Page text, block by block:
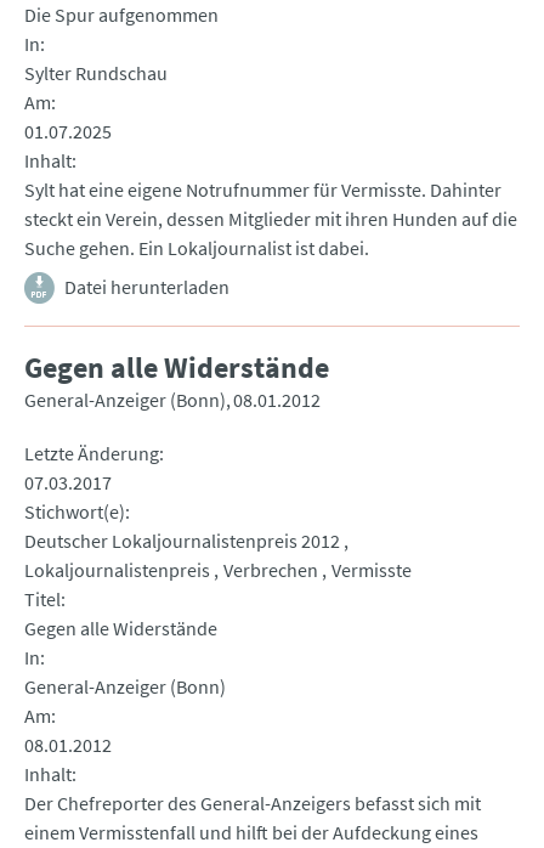
Die Spur aufgenommen
In
Sylter Rundschau
Am
01.07.2025
Inhalt
Sylt hat eine eigene Notrufnummer für Vermisste. Dahinter
steckt ein Verein, dessen Mitglieder mit ihren Hunden auf die
Suche gehen. Ein Lokaljournalist ist dabei.
Datei herunterladen
Gegen alle Widerstände
General-Anzeiger (Bonn) 08.01.2012
Letzte Änderung
07.03.2017
Stichwort(e)
Deutscher Lokaljournalistenpreis 2012
Lokaljournalistenpreis Verbrechen Vermisste
Titel
Gegen alle Widerstände
In
General-Anzeiger (Bonn)
Am
08.01.2012
Inhalt
Der Chefreporter des General-Anzeigers befasst sich mit
einem Vermisstenfall und hilft bei der Aufdeckung eines